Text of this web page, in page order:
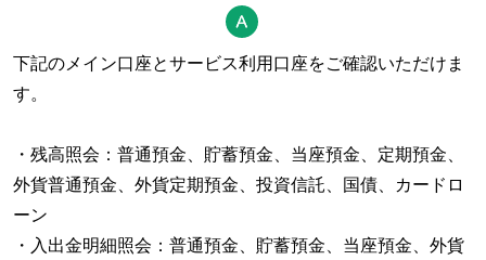
下記のメイン口座とサービス利用口座をご確認いただけま
す。
・残高照会：普通預金、貯蓄預金、当座預金、定期預金、
外貨普通預金、外貨定期預金、投資信託、国債、カードロ
ーン
・入出金明細照会：普通預金、貯蓄預金、当座預金、外貨